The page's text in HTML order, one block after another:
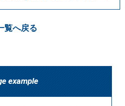
覧へ戻る
example